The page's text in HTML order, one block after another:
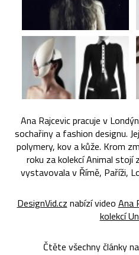
Ana Rajcevic pracuje v
sochařiny a fashion designu.
polymery, kov a kůže. Krom
roku za kolekcí Animal stojí
vystavovala v Římě, Paříži,
DesignVid.cz nabízí video Ana
kolekcí
Čtěte všechny články